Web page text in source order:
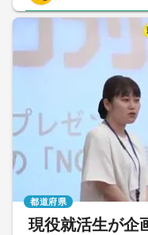
現役就活生が企
都道府県